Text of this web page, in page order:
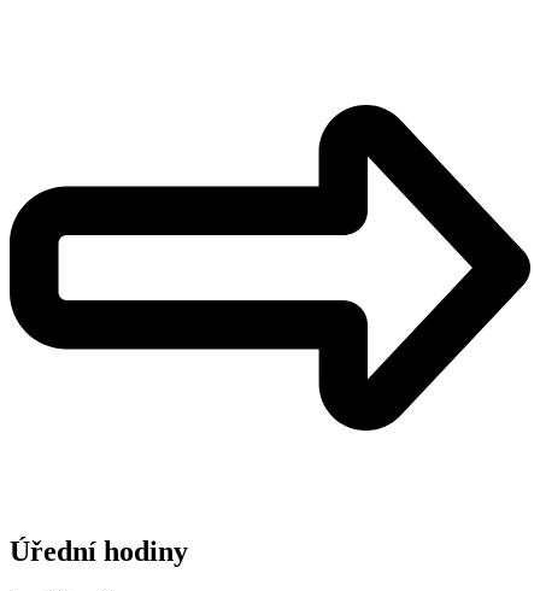
Úřední hodiny